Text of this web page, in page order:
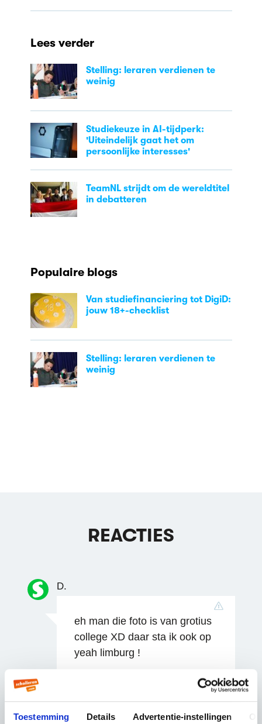
Toestemming Details Advertentie-instellingen
Lees verder
Stelling: leraren verdienen te
weinig
Studiekeuze in AI-tijdperk:
'Uiteindelijk gaat het om
persoonlijke interesses'
TeamNL strijdt om de wereldtitel
in debatteren
Populaire blogs
Van studiefinanciering tot DigiD:
jouw 18+-checklist
Stelling: leraren verdienen te
weinig
REACTIES
D.
eh man die foto is van grotius
college XD daar sta ik ook op
yeah limburg !